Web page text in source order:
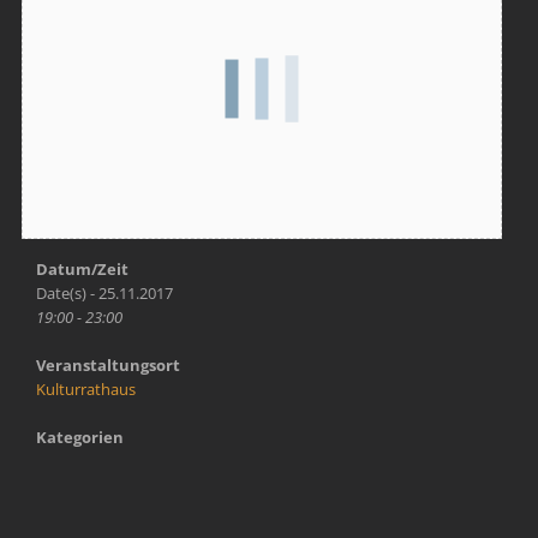
Datum/Zeit
Date(s) - 25.11.2017
19:00 - 23:00
Veranstaltungsort
Kulturrathaus
Kategorien